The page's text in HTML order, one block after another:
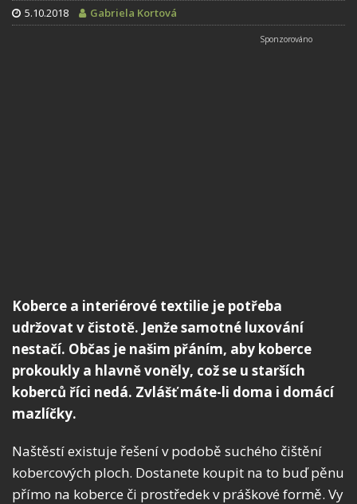
5.10.2018 Gabriela Kortová
Koberce a interiérové textilie je potřeba
udržovat v čistotě. Jenže samotné luxování
nestačí. Občas je našim přáním, aby koberce
prokoukly a hlavně voněly, což se u starších
koberců říci nedá. Zvlášť máte-li doma i domácí
mazlíčky.
Naštěstí existuje řešení v podobě suchého čištění
kobercových ploch. Dostanete koupit na to buď pěnu
přímo na koberce či prostředek v práškové formě. Vy